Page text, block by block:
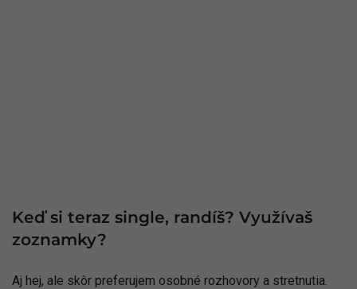
Keď si teraz single, randíš? Využívaš
zoznamky?
Aj hej, ale skôr preferujem osobné rozhovory a stretnutia.